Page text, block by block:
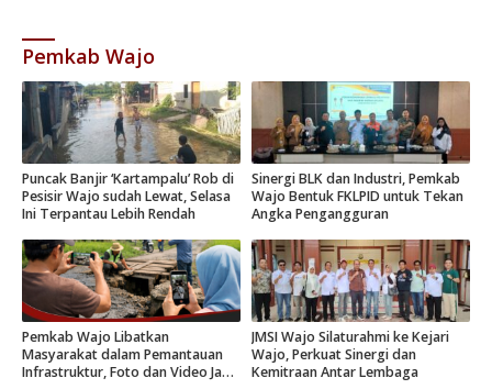
Pemkab Wajo
Puncak Banjir ‘Kartampalu’ Rob di
Pesisir Wajo sudah Lewat, Selasa
Ini Terpantau Lebih Rendah
Sinergi BLK dan Industri, Pemkab
Wajo Bentuk FKLPID untuk Tekan
Angka Pengangguran
Pemkab Wajo Libatkan
Masyarakat dalam Pemantauan
Infrastruktur, Foto dan Video Jadi
JMSI Wajo Silaturahmi ke Kejari
Wajo, Perkuat Sinergi dan
Kemitraan Antar Lembaga